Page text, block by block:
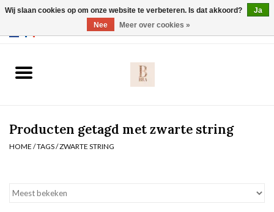
Slip
Nachtmode
Producten getagd met zwarte string
HOME /TAGS/ZWARTE STRING
Wij slaan cookies op om onze website te verbeteren. Is dat akkoord?
Ja
Nee
Meer over cookies »
Webshop werkt met EU maten. .